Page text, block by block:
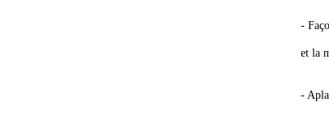
-
et la
-